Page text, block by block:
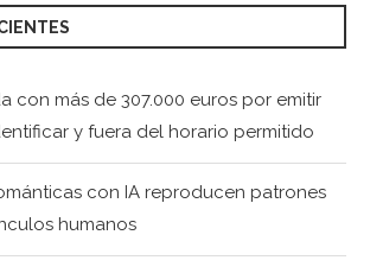
con más de 307.000 euros por emitir
y fuera del horario permitido
con IA reproducen patrones
humanos